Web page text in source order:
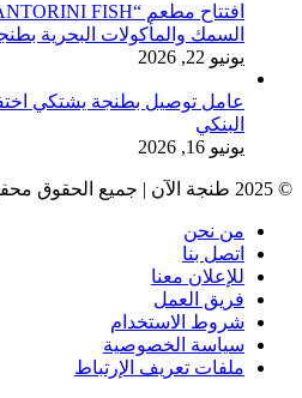
السمك والمأكولات البحرية
يونيو 22, 2026
البنكي
يونيو 16, 2026
© 2025 طنجة الآن | جميع الحقوق محفوظة
من نحن
اتصل بنا
للإعلان معنا
فريق العمل
شروط الاستخدام
سياسة الخصوصية
ملفات تعريف الإرتباط